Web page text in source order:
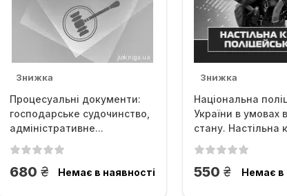
Знижка
Процесуальні документи:
господарське судочинство,
адміністративне...
680 грн.Немає в наявності
Знижка
Національна
України в умовах
стану. Настільна
550 грн.Немає в